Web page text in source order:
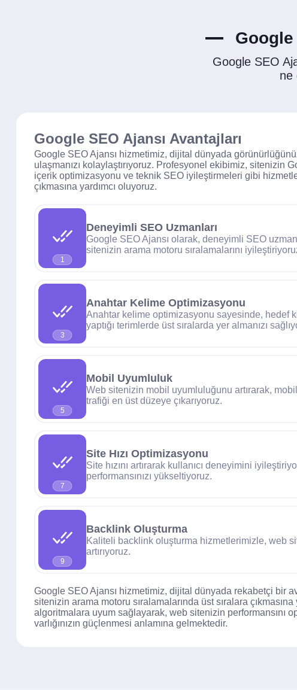
Google
Google SEO
ne
Google SEO Ajansı Avantajları
Google SEO Ajansı hizmetimiz, dijital dünyada
ulaşmanızı kolaylaştırıyoruz. Profesyonel ekibimiz, sitenizin
içerik optimizasyonu ve teknik SEO iyileştirmeleri gibi
çıkmasına yardımcı oluyoruz.
1
Deneyimli SEO Uzmanları
Google SEO Ajansı olarak, deneyimli SEO
sitenizin arama motoru sıralamalarını
3
Anahtar Kelime Optimizasyonu
Anahtar kelime optimizasyonu sayesinde, hedef
yaptığı terimlerde üst sıralarda yer almanızı
5
Mobil Uyumluluk
Web sitenizin mobil uyumluluğunu artırarak,
trafiği en üst düzeye çıkarıyoruz.
7
Site Hızı Optimizasyonu
Site hızını artırarak kullanıcı deneyimini
performansınızı yükseltiyoruz.
9
Backlink Oluşturma
Kaliteli backlink oluşturma hizmetlerimizle, web
artırıyoruz.
Google SEO Ajansı hizmetimiz, dijital dünyada rekabetçi bir
sitenizin arama motoru sıralamalarında üst sıralara
algoritmalara uyum sağlayarak, web sitenizin performansını
varlığınızın güçlenmesi anlamına gelmektedir.